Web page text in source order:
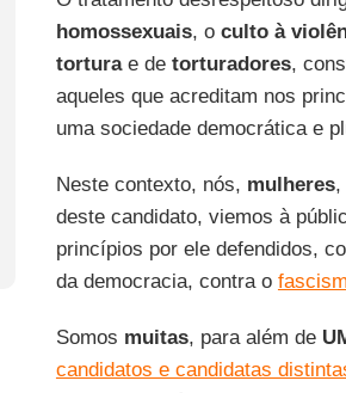
homossexuais, oculto à
torturae de torturadores,
aqueles que acreditam nos
uma sociedade democrática e
Neste contexto, nós, mulheres,
deste candidato, viemos à
princípios por ele defendidos,
da democracia, contra o
Somos muitas, para além de
candidatos e candidatas